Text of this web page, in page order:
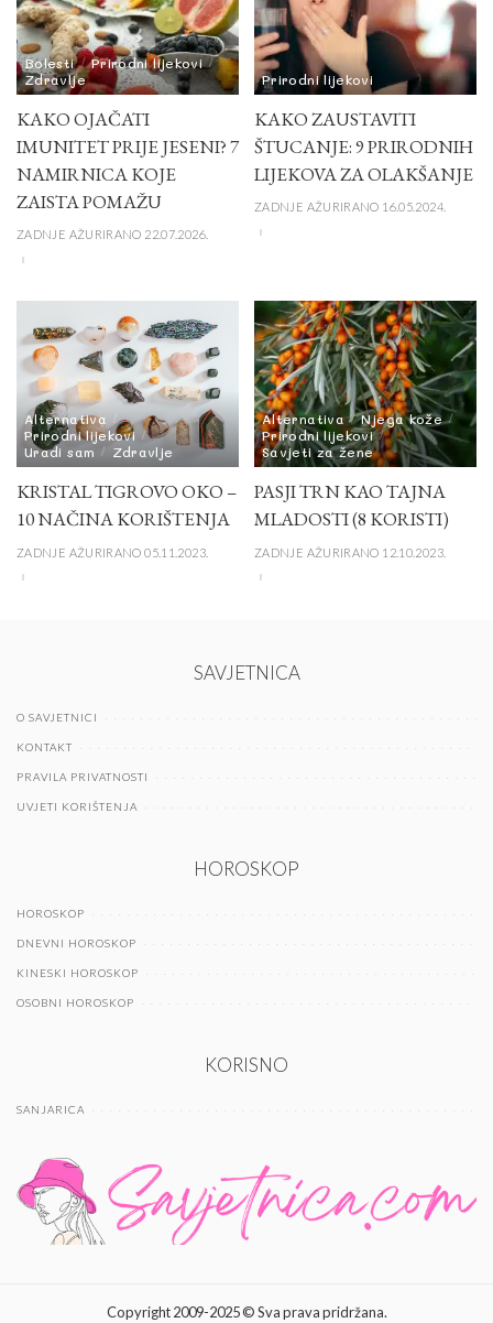
Bolesti
Prirodni lijekovi
Zdravlje
KAKO OJAČATI
IMUNITET PRIJE JESENI? 7
NAMIRNICA KOJE
ZAISTA POMAŽU
ZADNJE AŽURIRANO 22.07.2026.
Prirodni lijekovi
KAKO ZAUSTAVITI
ŠTUCANJE: 9 PRIRODNIH
LIJEKOVA ZA OLAKŠANJE
ZADNJE AŽURIRANO 16.05.2024.
Alternativa
Prirodni lijekovi
Uradi sam
Zdravlje
KRISTAL TIGROVO OKO –
10 NAČINA KORIŠTENJA
ZADNJE AŽURIRANO 05.11.2023.
Alternativa
Njega kože
Prirodni lijekovi
Savjeti za žene
PASJI TRN KAO TAJNA
MLADOSTI (8 KORISTI)
ZADNJE AŽURIRANO 12.10.2023.
SAVJETNICA
O SAVJETNICI
KONTAKT
PRAVILA PRIVATNOSTI
UVJETI KORIŠTENJA
HOROSKOP
HOROSKOP
DNEVNI HOROSKOP
KINESKI HOROSKOP
OSOBNI HOROSKOP
KORISNO
SANJARICA
Copyright 2009-2025 © Sva prava pridržana.